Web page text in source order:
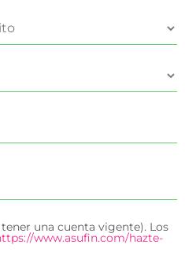
una cuenta vigente). Los
www.asufin.com/hazte-